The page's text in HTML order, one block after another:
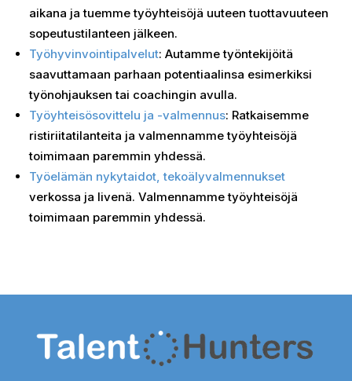
aikana ja tuemme työyhteisöjä uuteen tuottavuuteen
sopeutustilanteen jälkeen.
Työhyvinvointipalvelut: Autamme työntekijöitä
saavuttamaan parhaan potentiaalinsa esimerkiksi
työnohjauksen tai coachingin avulla.
Työyhteisösovittelu ja -valmennus: Ratkaisemme
ristiriitatilanteita ja valmennamme työyhteisöjä
toimimaan paremmin yhdessä.
Työelämän nykytaidot, tekoälyvalmennukset
verkossa ja livenä. Valmennamme työyhteisöjä
toimimaan paremmin yhdessä.